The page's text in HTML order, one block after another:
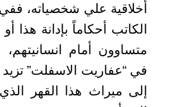
أخلاقية علي شخصياته، ففي
الكاتب أحكاماً بإدانة هذا
متساوون أمام
في “عفاريت الاسفلت”
إلى ميراث هذا القهر